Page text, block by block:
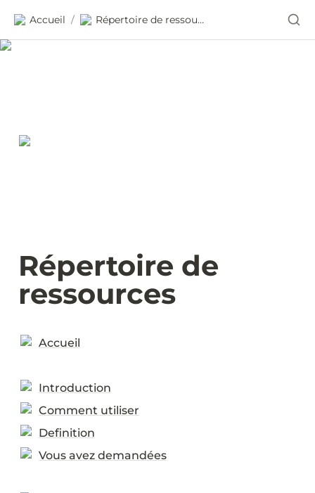
Accueil / Répertoire de ressources
Répertoire de
ressources
Accueil
Introduction
Comment utiliser
Definition
Vous avez demandées